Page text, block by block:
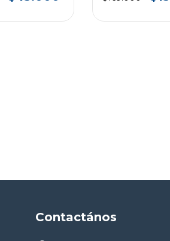
Contactános